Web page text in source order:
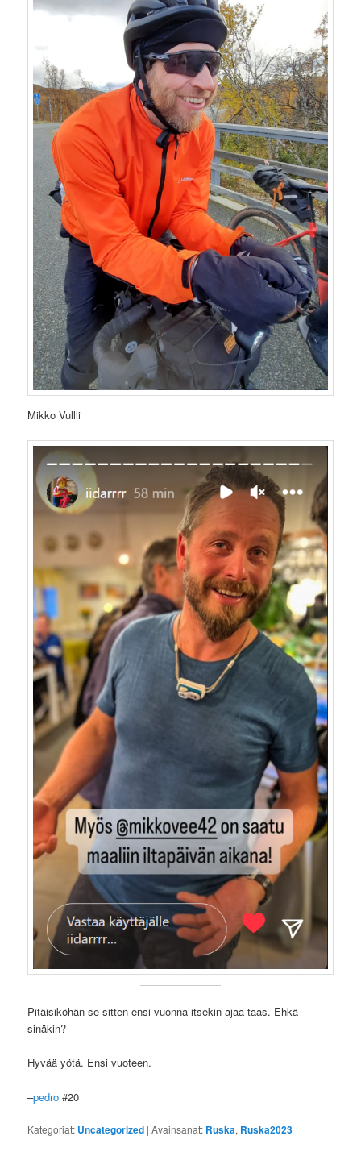
Mikko Vullli
Pitäisiköhän se sitten ensi vuonna itsekin ajaa taas. Ehkä
sinäkin?
Hyvää yötä. Ensi vuoteen.
–pedro#20
Kategoriat: Uncategorized |Avainsanat: Ruska, Ruska2023